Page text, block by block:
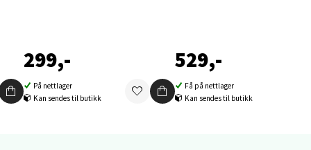
299,-
På nettlager
Kan sendes til butikk
529,-
Få på nettlager
Kan sendes til butikk